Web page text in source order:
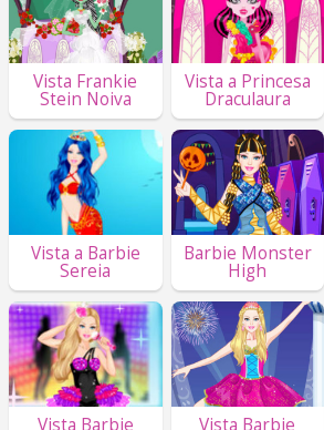
Vista Frankie
Stein Noiva
Vista a Princesa
Draculaura
Vista a Barbie
Sereia
Barbie Monster
High
Vista Barbie Vista Barbie